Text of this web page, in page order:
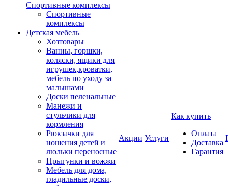
Спортивные комплексы
Спортивные
комплексы
Детская мебель
Хозтовары
Ванны, горшки,
коляски, ящики для
игрушек,кроватки,
мебель по уходу за
малышами
Доски пеленальные
Манежи и
стульчики для
кормления
Рюкзачки для
ношения детей и
люльки переносные
Прыгунки и вожжи
Мебель для дома,
гладильные доски,
Акции Услуги
Как купить
Оплата
Доставка
Гарантия